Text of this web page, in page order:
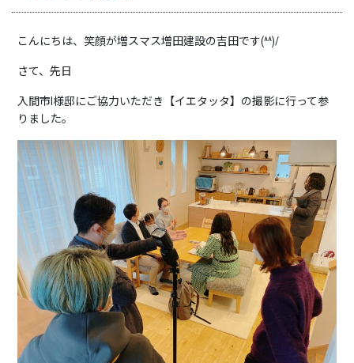
こんにちは、笑顔が増スマス増田建設の吉田です(^^)/
さて、先日
入間市I様邸にご協力いただき【イエタッタ】の撮影に行って参
りました。